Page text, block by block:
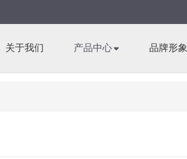
关于我们 产品中心 品牌形象